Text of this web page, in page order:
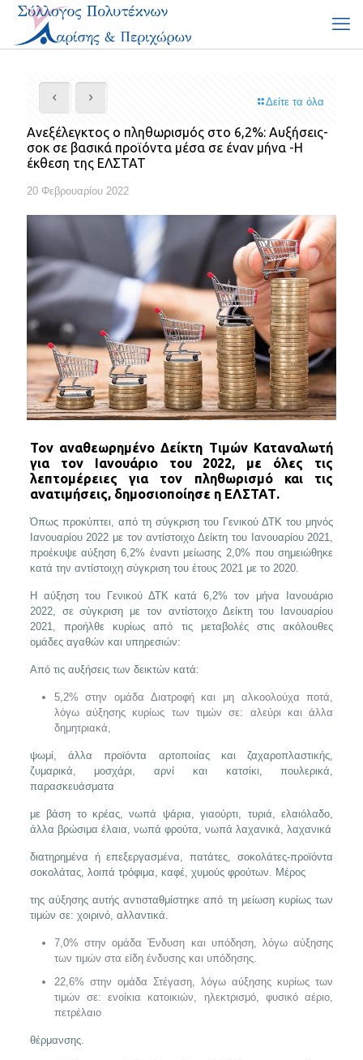
Δείτε τα όλα
Ανεξέλεγκτος ο πληθωρισμός στο 6,2%: Αυξήσεις-
σοκ σε βασικά προϊόντα μέσα σε έναν μήνα -Η
έκθεση της ΕΛΣΤΑΤ
20 Φεβρουαρίου 2022
Τον αναθεωρημένο Δείκτη Τιμών Καταναλωτή
για τον Ιανουάριο του 2022, με όλες τις
λεπτομέρειες για τον πληθωρισμό και τις
ανατιμήσεις, δημοσιοποίησε η ΕΛΣΤΑΤ.
Όπως προκύπτει, από τη σύγκριση του Γενικού ΔΤΚ του μηνός
Ιανουαρίου 2022 με τον αντίστοιχο Δείκτη του Ιανουαρίου 2021,
προέκυψε αύξηση 6,2% έναντι μείωσης 2,0% που σημειώθηκε
κατά την αντίστοιχη σύγκριση του έτους 2021 με το 2020.
Η αύξηση του Γενικού ΔΤΚ κατά 6,2% τον μήνα Ιανουάριο
2022, σε σύγκριση με τον αντίστοιχο Δείκτη του Ιανουαρίου
2021, προήλθε κυρίως από τις μεταβολές στις ακόλουθες
ομάδες αγαθών και υπηρεσιών:
Από τις αυξήσεις των δεικτών κατά:
5,2% στην ομάδα Διατροφή και μη αλκοολούχα ποτά,
λόγω αύξησης κυρίως των τιμών σε: αλεύρι και άλλα
δημητριακά,
ψωμί, άλλα προϊόντα αρτοποιίας και ζαχαροπλαστικής,
ζυμαρικά, μοσχάρι, αρνί και κατσίκι, πουλερικά,
παρασκευάσματα
με βάση το κρέας, νωπά ψάρια, γιαούρτι, τυριά, ελαιόλαδο,
άλλα βρώσιμα έλαια, νωπά φρούτα, νωπά λαχανικά, λαχανικά
διατηρημένα ή επεξεργασμένα, πατάτες, σοκολάτες-προϊόντα
σοκολάτας, λοιπά τρόφιμα, καφέ, χυμούς φρούτων. Μέρος
της αύξησης αυτής αντισταθμίστηκε από τη μείωση κυρίως των
τιμών σε: χοιρινό, αλλαντικά.
7,0% στην ομάδα Ένδυση και υπόδηση, λόγω αύξησης
των τιμών στα είδη ένδυσης και υπόδησης.
22,6% στην ομάδα Στέγαση, λόγω αύξησης κυρίως των
τιμών σε: ενοίκια κατοικιών, ηλεκτρισμό, φυσικό αέριο,
πετρέλαιο
θέρμανσης.